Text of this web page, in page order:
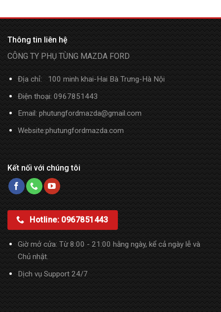
Thông tin liên hệ
CÔNG TY PHỤ TÙNG MAZDA FORD
Địa chỉ: 100 minh khai-Hai Bà Trưng-Hà Nội
Điện thoại: 0967851443
Email: phutungfordmazda@gmail.com
Website:phutungfordmazda.com
Kết nối với chúng tôi
Hotline: 0967851443
Giờ mở cửa: Từ 8:00 - 21:00 hằng ngày, kể cả ngày lễ và
Chủ nhật.
Dịch vụ Support 24/7